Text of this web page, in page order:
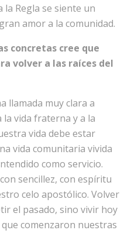
la Regla se siente un
amor a la comunidad.
concretas cree que
volver a las raíces del
llamada muy clara a
la vida fraterna y a la
vida debe estar
vida comunitaria vivida
como servicio.
sencillez, con espíritu
celo apostólico. Volver
el pasado, sino vivir hoy
comenzaron nuestras